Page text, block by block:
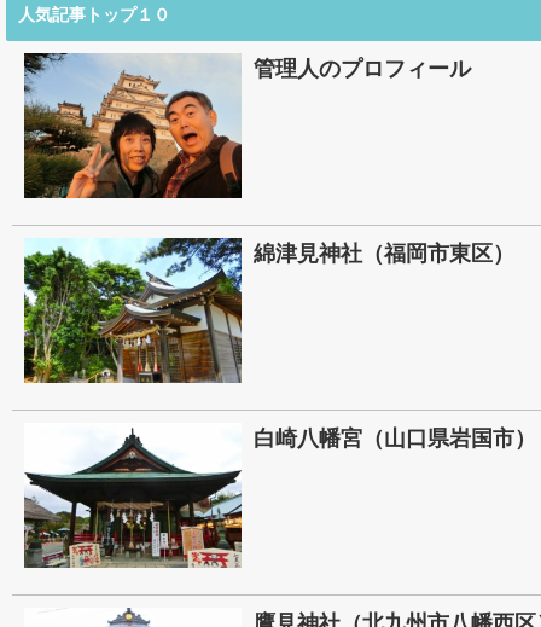
人気記事トップ１０
管理人のプロフィール
綿津見神社（福岡市東区）
白崎八幡宮（山口県岩国市）